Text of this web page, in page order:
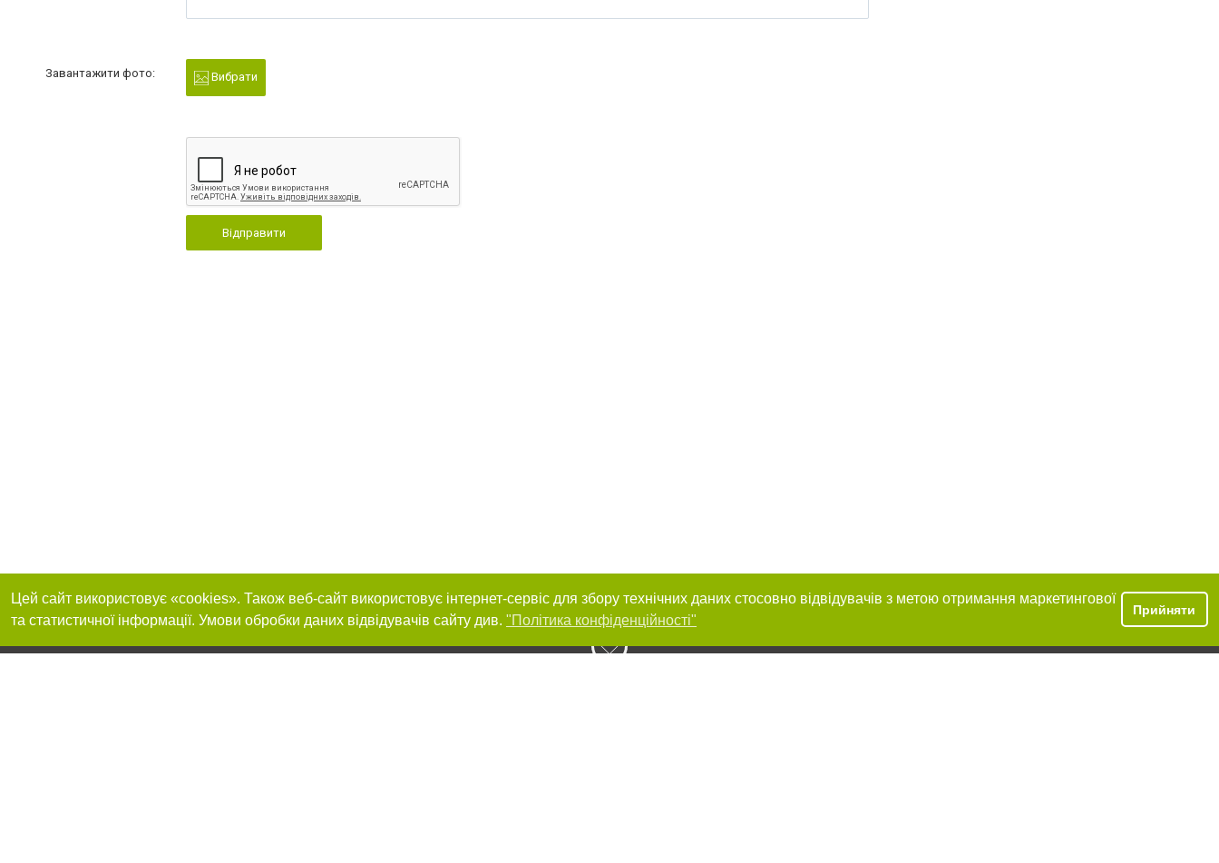
Завантажити фото: Вибрати
Відправити
Цей сайт використовує «cookies». Також веб-сайт використовує інтернет-сервіс для збору технічних даних стосовно відвідувачів з метою отримання маркетингової
та статистичної інформації. Умови обробки даних відвідувачів сайту див. "Політика конфіденційності"
Прийняти